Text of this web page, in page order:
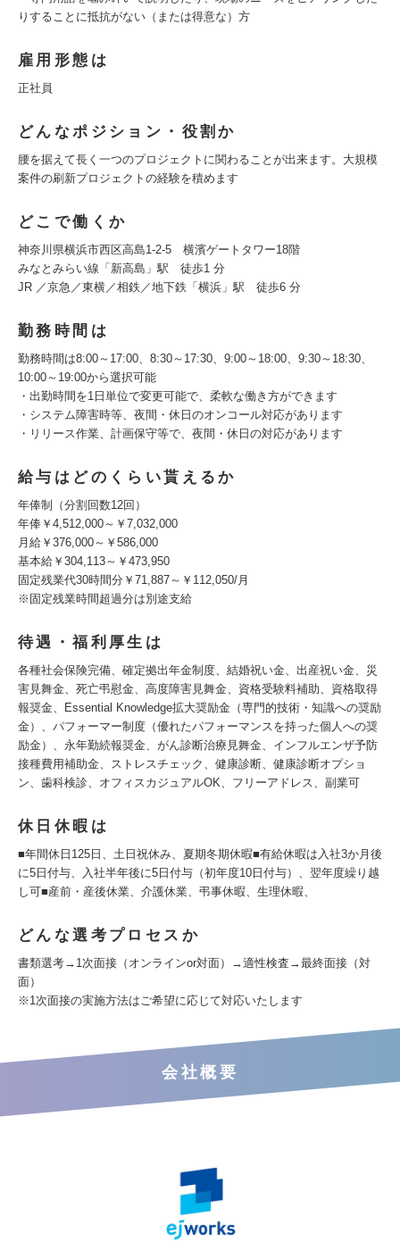
りすることに抵抗がない（または得意な）方
雇用形態は
正社員
どんなポジション・役割か
腰を据えて長く一つのプロジェクトに関わることが出来ます。大規模
案件の刷新プロジェクトの経験を積めます
どこで働くか
神奈川県横浜市西区高島1-2-5 横濱ゲートタワー18階
みなとみらい線「新高島」駅 徒歩1 分
JR ／京急／東横／相鉄／地下鉄「横浜」駅 徒歩6 分
勤務時間は
勤務時間は8:00～17:00、8:30～17:30、9:00～18:00、9:30～18:30、
10:00～19:00から選択可能
・出勤時間を1日単位で変更可能で、柔軟な働き方ができます
・システム障害時等、夜間・休日のオンコール対応があります
・リリース作業、計画保守等で、夜間・休日の対応があります
給与はどのくらい貰えるか
年俸制（分割回数12回）
年俸￥4,512,000～￥7,032,000
月給￥376,000～￥586,000
基本給￥304,113～￥473,950
固定残業代30時間分￥71,887～￥112,050/月
※固定残業時間超過分は別途支給
待遇・福利厚生は
各種社会保険完備、確定拠出年金制度、結婚祝い金、出産祝い金、災
害見舞金、死亡弔慰金、高度障害見舞金、資格受験料補助、資格取得
報奨金、Essential Knowledge拡大奨励金（専門的技術・知識への奨励
金）、パフォーマー制度（優れたパフォーマンスを持った個人への奨
励金）、永年勤続報奨金、がん診断治療見舞金、インフルエンザ予防
接種費用補助金、ストレスチェック、健康診断、健康診断オプショ
ン、歯科検診、オフィスカジュアルOK、フリーアドレス、副業可
休日休暇は
■年間休日125日、土日祝休み、夏期冬期休暇■有給休暇は入社3か月後
に5日付与、入社半年後に5日付与（初年度10日付与）、翌年度繰り越
し可■産前・産後休業、介護休業、弔事休暇、生理休暇、
どんな選考プロセスか
書類選考→1次面接（オンラインor対面）→適性検査→最終面接（対
面）
※1次面接の実施方法はご希望に応じて対応いたします
会社概要